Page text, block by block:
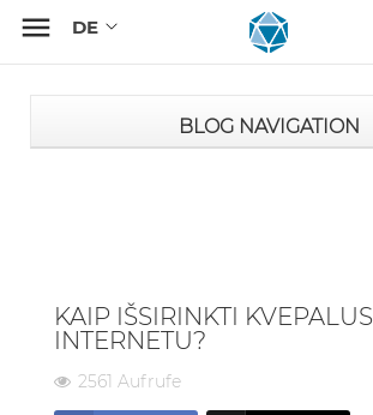

BLOG NAVIGATION
KAIP IŠSIRINKTI KVEPALUS
INTERNETU?
2561 Aufrufe